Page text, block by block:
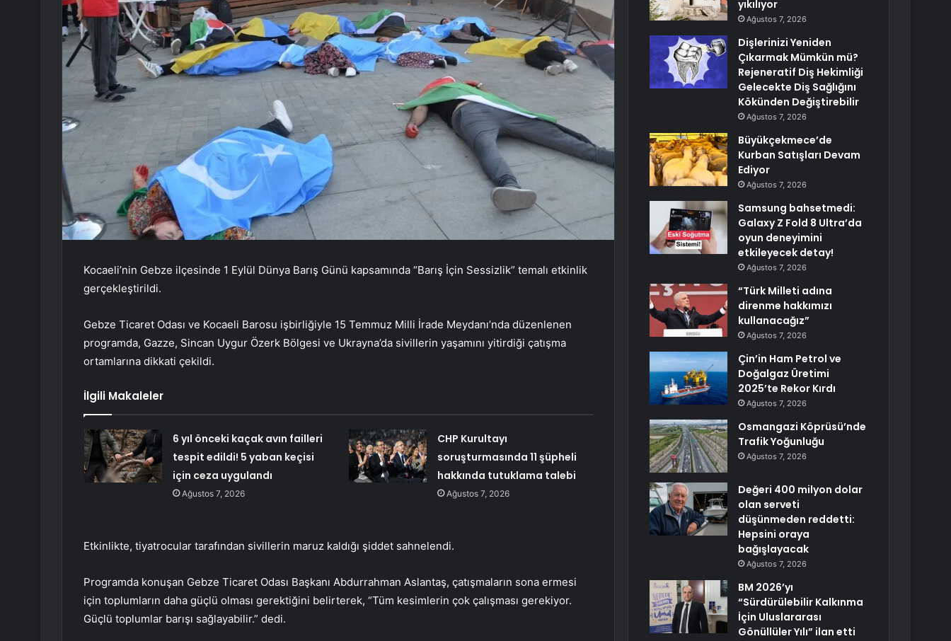
Kocaeli’nin Gebze ilçesinde 1 Eylül Dünya Barış Günü kapsamında “Barış İçin Sessizlik” temalı etkinlik
gerçekleştirildi.
Gebze Ticaret Odası ve Kocaeli Barosu işbirliğiyle 15 Temmuz Milli İrade Meydanı’nda düzenlenen
programda, Gazze, Sincan Uygur Özerk Bölgesi ve Ukrayna’da sivillerin yaşamını yitirdiği çatışma
ortamlarına dikkati çekildi.
İlgili Makaleler
6 yıl önceki kaçak avın failleri
tespit edildi! 5 yaban keçisi
için ceza uygulandı
Ağustos 7, 2026
CHP Kurultayı
soruşturmasında 11 şüpheli
hakkında tutuklama talebi
Ağustos 7, 2026
Etkinlikte, tiyatrocular tarafından sivillerin maruz kaldığı şiddet sahnelendi.
Programda konuşan Gebze Ticaret Odası Başkanı Abdurrahman Aslantaş, çatışmaların sona ermesi
için toplumların daha güçlü olması gerektiğini belirterek, “Tüm kesimlerin çok çalışması gerekiyor.
Güçlü toplumlar barışı sağlayabilir.” dedi.
yıkılıyor
Ağustos 7, 2026
Dişlerinizi Yeniden
Çıkarmak Mümkün mü?
Rejeneratif Diş Hekimliği
Gelecekte Diş Sağlığını
Kökünden Değiştirebilir
Ağustos 7, 2026
Büyükçekmece’de
Kurban Satışları Devam
Ediyor
Ağustos 7, 2026
Samsung bahsetmedi:
Galaxy Z Fold 8 Ultra’da
oyun deneyimini
etkileyecek detay!
Ağustos 7, 2026
“Türk Milleti adına
direnme hakkımızı
kullanacağız”
Ağustos 7, 2026
Çin’in Ham Petrol ve
Doğalgaz Üretimi
2025’te Rekor Kırdı
Ağustos 7, 2026
Osmangazi Köprüsü’nde
Trafik Yoğunluğu
Ağustos 7, 2026
Değeri 400 milyon dolar
olan serveti
düşünmeden reddetti:
Hepsini oraya
bağışlayacak
Ağustos 7, 2026
BM 2026’yı
“Sürdürülebilir Kalkınma
İçin Uluslararası
Gönüllüler Yılı” ilan etti